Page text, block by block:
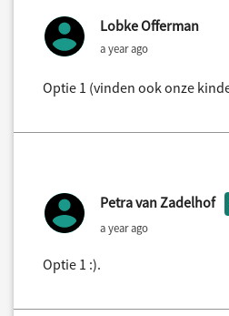
Lobke Offerman
a year ago
Optie 1 (vinden ook onze
Petra van Zadelhof
a year ago
Optie 1 :).